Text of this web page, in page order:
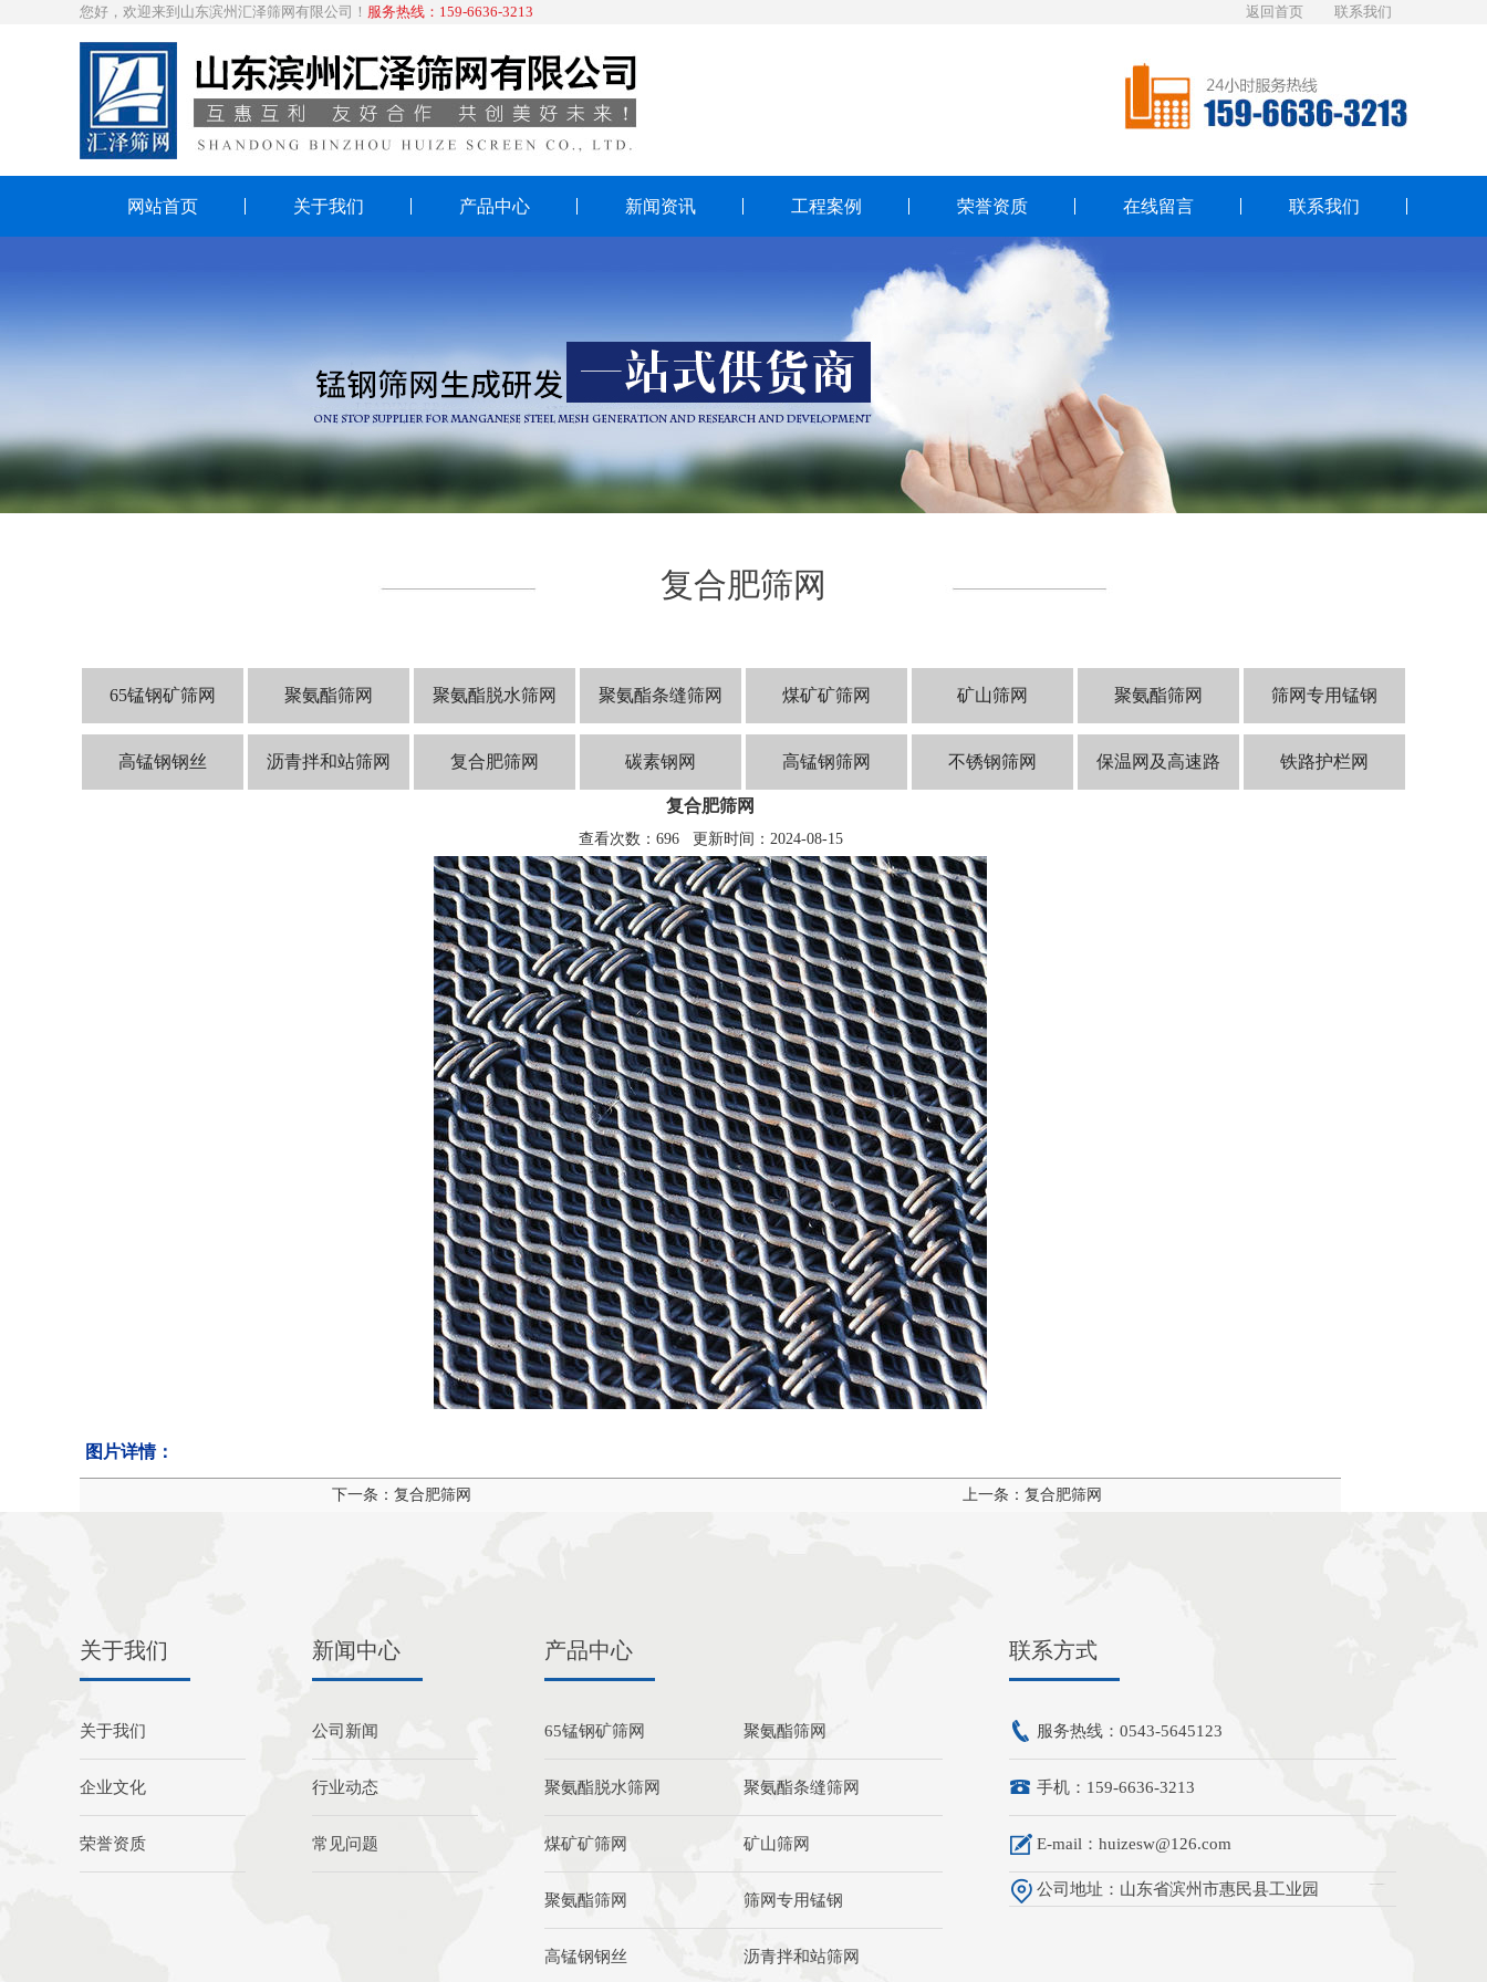
您好，欢迎来到山东滨州汇泽筛网有限公司！ 服务热线：159-6636-3213 返回首页 联系我们
网站首页 关于我们 产品中心 新闻资讯 工程案例 荣誉资质 在线留言 联系我们
复合肥筛网
65锰钢矿筛网 聚氨酯筛网 聚氨酯脱水筛网 聚氨酯条缝筛网 煤矿矿筛网 矿山筛网 聚氨酯筛网 筛网专用锰钢
高锰钢钢丝 沥青拌和站筛网 复合肥筛网 碳素钢网 高锰钢筛网 不锈钢筛网 保温网及高速路 铁路护栏网
复合肥筛网
查看次数：696 更新时间：2024-08-15
图片详情：
下一条：复合肥筛网 上一条：复合肥筛网
关于我们
关于我们
企业文化
荣誉资质
新闻中心
公司新闻
行业动态
常见问题
产品中心
65锰钢矿筛网 聚氨酯筛网
聚氨酯脱水筛网 聚氨酯条缝筛网
煤矿矿筛网 矿山筛网
聚氨酯筛网 筛网专用锰钢
高锰钢钢丝 沥青拌和站筛网
联系方式
服务热线：0543-5645123
手机：159-6636-3213
E-mail：huizesw@126.com
公司地址：山东省滨州市惠民县工业园